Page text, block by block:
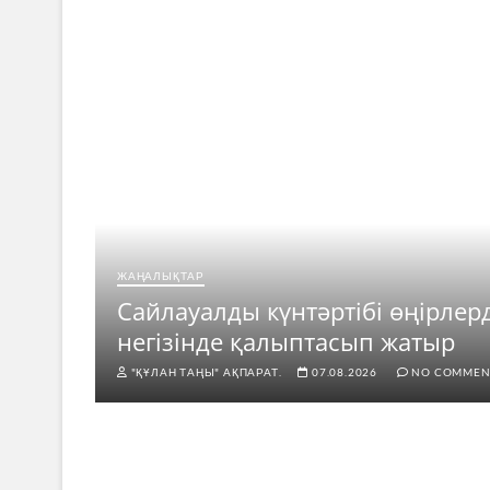
ЖАҢАЛЫҚТАР
Сайлауалды күнтәртібі
негізінде қалыптасып жатыр
"ҚҰЛАН ТАҢЫ" АҚПАРАТ. 07.08.2026 NO